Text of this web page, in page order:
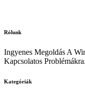
Rólunk
Ingyenes Megoldás A
Kapcsolatos Problémákra.
Kategóriák